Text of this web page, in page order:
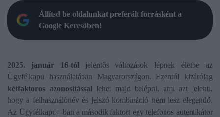
Állítsd be oldalunkat preferált forrásként a
Google Keresőben!
2025. január 16-tól jelentős változások lépnek életbe az
Ügyfélkapu használatában Magyarországon. Ezentúl kizárólag
kétfaktoros azonosítással lehet majd belépni, ami azt jelenti,
hogy a felhasználónév és jelszó kombináció nem lesz elegendő.
Az Ügyfélkapu+-ban a második faktort egy telefonos autentikátor